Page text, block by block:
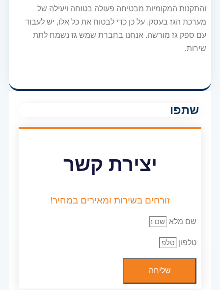
והתקנות המקומיות מבטיחה פעולה בטוחה ויעילה של
מערכת הגז בעסק. על כן כדי לבטוח את כל אלו, יש לעבוד
עם ספק גז מורשה. אנחנו בחברת שמש גז נשמח לתת
שירות.
שתפו
יצירת קשר
זורחים בשירות ומאירים במחיר!
שם מלא
טלפון
שליחה